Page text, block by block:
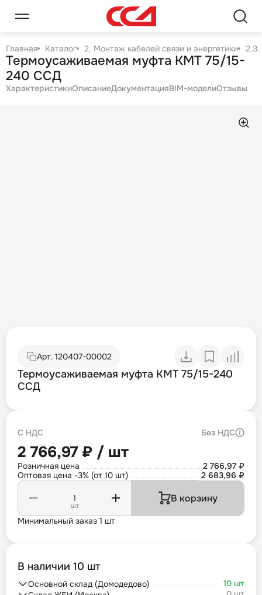
Главная Каталог 2. Монтаж кабелей связи и энергетики 2.3.
Термоусаживаемая муфта КМТ 75/15-
240 ССД
ХарактеристикиОписаниеДокументацияBIM-моделиОтзывы
Арт. 120407-00002
Термоусаживаемая муфта КМТ 75/15-240
ССД
С НДС Без НДС
2 766,97 ₽ / шт
Розничная цена
2 766,97 ₽
Оптовая цена -3% (от 10 шт)
2 683,96 ₽
шт
В корзину
Минимальный заказ 1 шт
В наличии 10 шт
Основной склад (Домодедово)
10 шт